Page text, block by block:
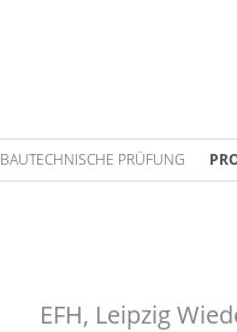
BAUTECHNISCHE PRÜFUNG
EFH, Leipzig